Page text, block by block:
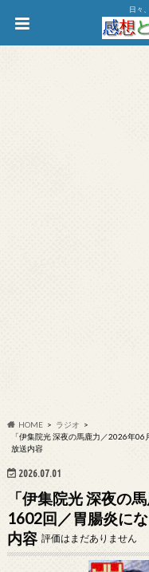
日々
HOME
ラジオ
「伊集院光 深夜の馬鹿力／2026年
放送内容
2026.07.01
「伊集院光 深夜の
1602回／胃腸炎に
内容 評価はまだありません